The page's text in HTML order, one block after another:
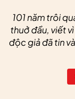
101 năm trôi
thuở đầu, viết
độc giả đã tin